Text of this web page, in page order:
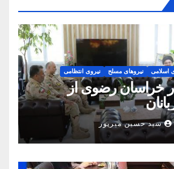
اسلامی نیروهای مسلح نیروی انتظامی
خراسان رضوی از
سید حسین میرپور